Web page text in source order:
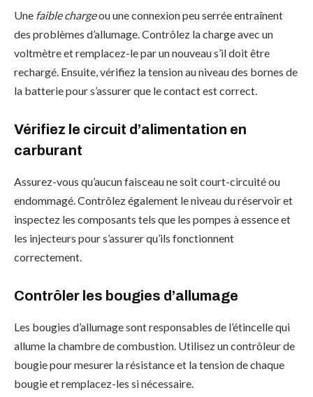
Une faible chargeou une connexion peu serrée entraînent
des problèmes d’allumage. Contrôlez la charge avec un
voltmètre et remplacez-le par un nouveau s’il doit être
rechargé. Ensuite, vérifiez la tension au niveau des bornes de
la batterie pour s’assurer que le contact est correct.
Vérifiez le circuit d’alimentation en
carburant
Assurez-vous qu’aucun faisceau ne soit court-circuité ou
endommagé. Contrôlez également le niveau du réservoir et
inspectez les composants tels que les pompes à essence et
les injecteurs pour s’assurer qu’ils fonctionnent
correctement.
Contrôler les bougies d’allumage
Les bougies d’allumage sont responsables de l’étincelle qui
allume la chambre de combustion. Utilisez un contrôleur de
bougie pour mesurer la résistance et la tension de chaque
bougie et remplacez-les si nécessaire.